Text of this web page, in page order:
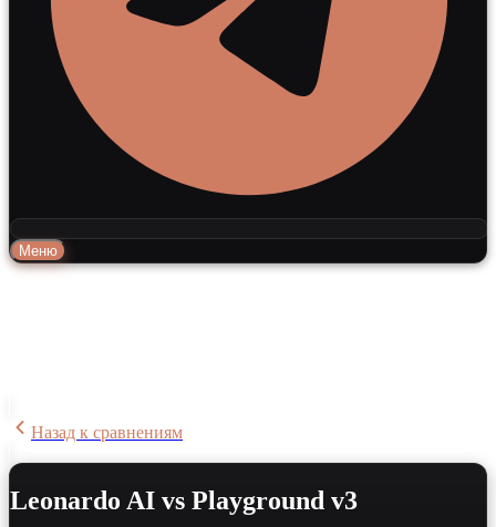
Меню
Назад к сравнениям
Leonardo AI vs Playground v3